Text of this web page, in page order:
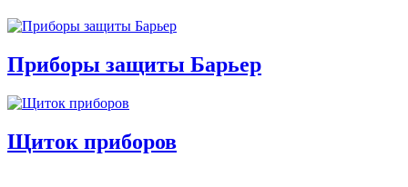
Приборы защиты Барьер
Щиток приборов